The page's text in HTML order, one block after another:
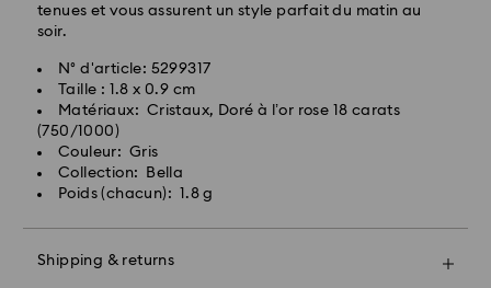
tenues et vous assurent un style parfait du matin au
soir.
N° d'article: 5299317
Taille : 1.8 x 0.9 cm
Matériaux: Cristaux, Doré à l’or rose 18 carats
(750/1000)
Couleur: Gris
Collection: Bella
Poids (chacun): 1.8 g
Shipping & returns
14:30 HEC seront traitées et expédiées le
jour ouvrable même
traitement et expédition
Frais de livraison express: EUR 17.50
Pour l’instant, Swarovski n’est pas en mesure
d’effectuer des livraisons vers les boîtes postales ou
propriété de Swarovski jusqu’à réception du
paiement final.
Offrez un cadeau encore plus spécial avec un sac